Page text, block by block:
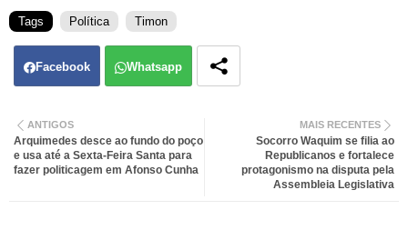
Tags Política Timon
Facebook Whatsapp
MAIS RECENTES
Socorro Waquim se filia ao
Republicanos e fortalece
protagonismo na disputa pela
Assembleia Legislativa
ANTIGOS
Arquimedes desce ao fundo do poço
e usa até a Sexta-Feira Santa para
fazer politicagem em Afonso Cunha